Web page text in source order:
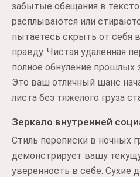
забытые обещания в
расплываются или
пытаетесь скрыть от
правду. Чистая удаленная
полное обнуление прошлых
Это ваш отличный шанс
листа без тяжелого груза
Зеркало внутренней
Стиль переписки в ночных
демонстрирует вашу
уверенность в себе. Сухие